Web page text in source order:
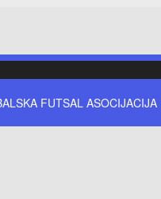
FUTSAL ASOCIJACIJA